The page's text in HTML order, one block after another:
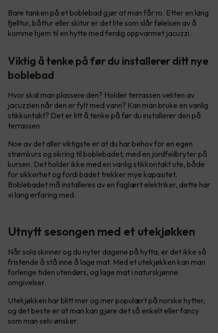
Bare tanken på et boblebad gjør at man får ro. Etter en lang
fjelltur, båttur eller skitur er det lite som slår følelsen av å
komme hjem til en hytte med ferdig oppvarmet jacuzzi.
Viktig å tenke på før du installerer ditt nye
boblebad
Hvor skal man plassere den? Holder terrassen vekten av
jacuzzien når den er fylt med vann? Kan man bruke en vanlig
stikkontakt? Det er litt å tenke på før du installerer den på
terrassen.
Noe av det aller viktigste er at du har behov for en egen
strømkurs og sikring til boblebadet, med en jordfeilbryter på
kursen. Det holder ikke med en vanlig stikkontakt ute, både
for sikkerhet og fordi badet trekker mye kapasitet.
Boblebadet må installeres av en faglært elektriker, dette har
vi lang erfaring med.
Utnytt sesongen med et utekjøkken
Når sola skinner og du nyter dagene på hytta, er det ikke så
fristende å stå inne å lage mat. Med et utekjøkken kan man
forlenge tiden utendørs, og lage mat i naturskjønne
omgivelser.
Utekjøkken har blitt mer og mer populært på norske hytter,
og det beste er at man kan gjøre det så enkelt eller fancy
som man selv ønsker.